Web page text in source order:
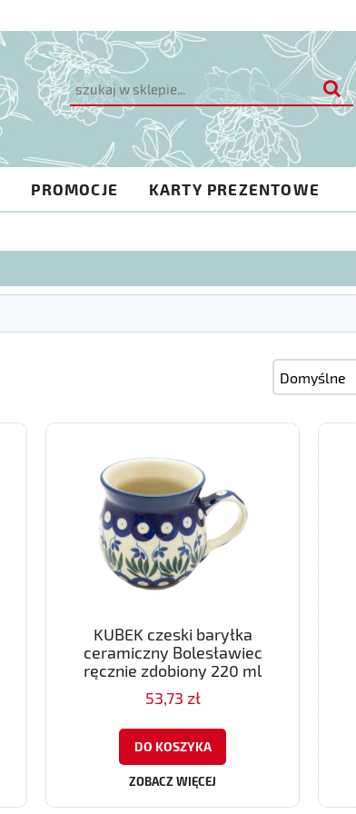
PROMOCJE KARTY PREZENTOWE
KUBEK czeski baryłka
ceramiczny Bolesławiec
ręcznie zdobiony 220 ml
53,73 zł
DO KOSZYKA
ZOBACZ WIĘCEJ